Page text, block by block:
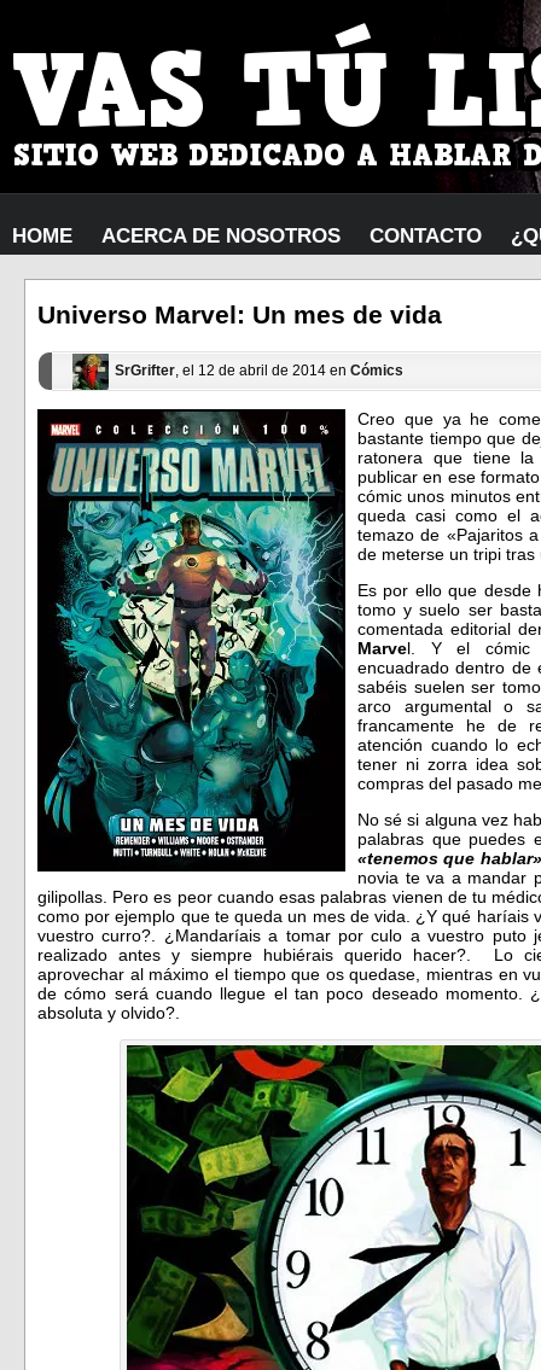
HOME ACERCA DE NOSOTROS CONTACTO
Universo Marvel: Un mes de vida
SrGrifter, el 12 de abril de 2014 en Cómics
Creo que ya he
bastante tiempo que
ratonera que tiene
publicar en ese
cómic unos minutos
queda casi como el
temazo de «Pajaritos
de meterse un tripi tras
Es por ello que desde
tomo y suelo ser
comentada editorial
Marvel. Y el cómic
encuadrado dentro de
sabéis suelen ser
arco argumental o
francamente he de
atención cuando lo
tener ni zorra idea
compras del pasado
No sé si alguna vez
palabras que puedes
«tenemos que hablar»
novia te va a mandar
gilipollas. Pero es peor cuando esas palabras vienen de tu
como por ejemplo que te queda un mes de vida. ¿Y qué haríais
vuestro curro?. ¿Mandaríais a tomar por culo a vuestro puto
realizado antes y siempre hubiérais querido hacer?. Lo
aprovechar al máximo el tiempo que os quedase, mientras en
de cómo será cuando llegue el tan poco deseado momento.
absoluta y olvido?.